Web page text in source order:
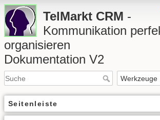
TelMarkt CRM -
Kommunikation
organisieren
Dokumentation V2
Seitenleiste